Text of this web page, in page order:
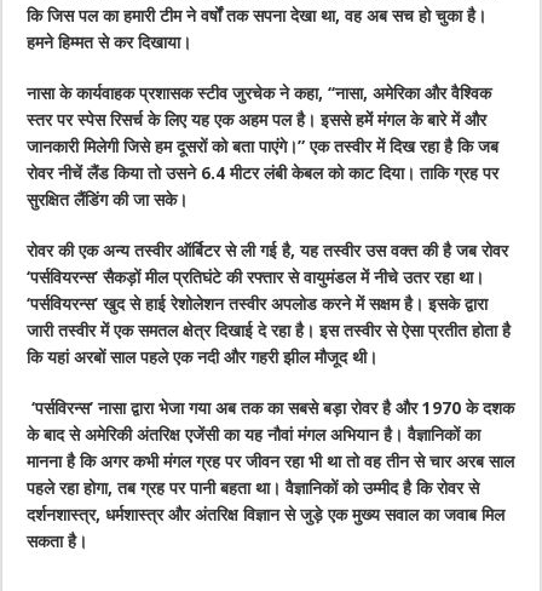
कि जिस पल का हमारी टीम ने वर्षों तक सपना देखा था, वह अब सच हो चुका है।
हमने हिम्मत से कर दिखाया।
नासा के कार्यवाहक प्रशासक स्टीव जुरचेक ने कहा, ‘‘नासा, अमेरिका और वैश्विक
स्तर पर स्पेस रिसर्च के लिए यह एक अहम पल है। इससे हमें मंगल के बारे में और
जानकारी मिलेगी जिसे हम दूसरों को बता पाएंगे।” एक तस्वीर में दिख रहा है कि जब
रोवर नीचें लैंड किया तो उसने 6.4 मीटर लंबी केबल को काट दिया। ताकि ग्रह पर
सुरक्षित लैंडिंग की जा सके।
रोवर की एक अन्य तस्वीर ऑर्बिटर से ली गई है, यह तस्वीर उस वक्त की है जब रोवर
‘पर्सवियरन्स’ सैकड़ों मील प्रतिघंटे की रफ्तार से वायुमंडल में नीचे उतर रहा था।
‘पर्सवियरन्स’ खुद से हाई रेशोलेशन तस्वीर अपलोड करने में सक्षम है। इसके द्वारा
जारी तस्वीर में एक समतल क्षेत्र दिखाई दे रहा है। इस तस्वीर से ऐसा प्रतीत होता है
कि यहां अरबों साल पहले एक नदी और गहरी झील मौजूद थी।
‘पर्सविरन्स’ नासा द्वारा भेजा गया अब तक का सबसे बड़ा रोवर है और 1970 के दशक
के बाद से अमेरिकी अंतरिक्ष एजेंसी का यह नौवां मंगल अभियान है। वैज्ञानिकों का
मानना है कि अगर कभी मंगल ग्रह पर जीवन रहा भी था तो वह तीन से चार अरब साल
पहले रहा होगा, तब ग्रह पर पानी बहता था। वैज्ञानिकों को उम्मीद है कि रोवर से
दर्शनशास्त्र, धर्मशास्त्र और अंतरिक्ष विज्ञान से जुड़े एक मुख्य सवाल का जवाब मिल
सकता है।